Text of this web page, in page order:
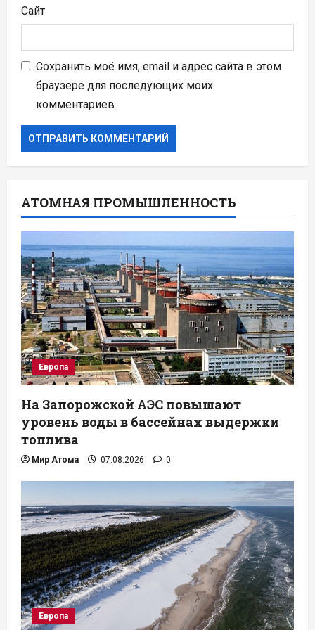
Сайт
Сохранить моё имя, email и адрес сайта в этом
браузере для последующих моих
комментариев.
АТОМНАЯ ПРОМЫШЛЕННОСТЬ
Европа
На Запорожской АЭС повышают
уровень воды в бассейнах выдержки
топлива
Мир Атома 07.08.2026 0
Европа